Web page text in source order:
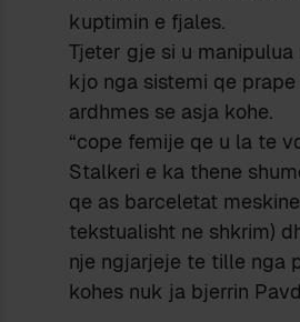
kuptimin e fjales.
Tjeter gje si u
kjo nga sistemi qe
ardhmes se asja kohe.
“cope femije qe u la te
Stalkeri e ka thene
qe as barceletat
tekstualisht ne shkrim)
nje ngjarjeje te tille nga
kohes nuk ja bjerrin